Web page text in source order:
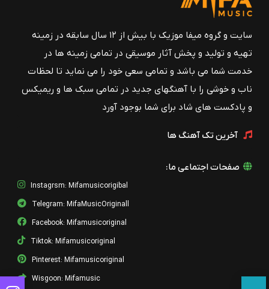
سایت و گروه میفا موزیک با بیش از ۱۲ سال سابقه در زمینه
تهیه و تولید و پخش آثار موسیقی در تمامی زمینه ها در
خدمت شما می باشد و تمامی سعی خود را می نماید تا لحظات
ناب و خوشی را با آهنگهای جدید در تمامی سبک ها و ریمیکس
و پادکست های شاد برای شما بوجود آورد
آخرین تک آهنگ ها
صفحات اجتماعی ما:
Instagrsm: Mifamusicorigibal
Telegram: MifaMusicOriginall
Facebook: Mifamusicoriginal
Tiktok: Mifamusicoriginal
Pinterest: Mifamusicoriginal
Wisgoon: Mifamusic